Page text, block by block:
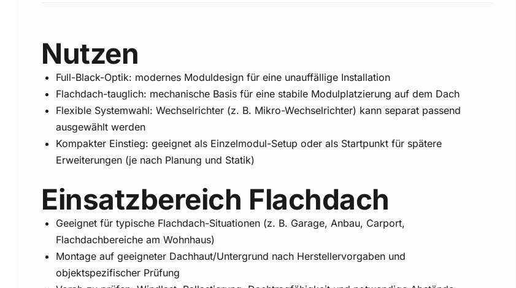
Nutzen
Full-Black-Optik: modernes Moduldesign für eine unauffällige Installation
Flachdach-tauglich: mechanische Basis für eine stabile Modulplatzierung auf dem Dach
Flexible Systemwahl: Wechselrichter (z. B. Mikro-Wechselrichter) kann separat passend
ausgewählt werden
Kompakter Einstieg: geeignet als Einzelmodul-Setup oder als Startpunkt für spätere
Erweiterungen (je nach Planung und Statik)
Einsatzbereich Flachdach
Geeignet für typische Flachdach-Situationen (z. B. Garage, Anbau, Carport,
Flachdachbereiche am Wohnhaus)
Montage auf geeigneter Dachhaut/Untergrund nach Herstellervorgaben und
objektspezifischer Prüfung